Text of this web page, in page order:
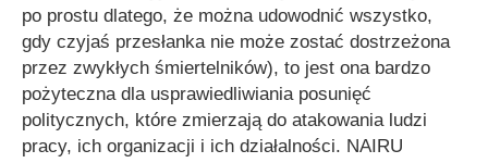
po prostu dlatego, że można udowodnić wszystko,
gdy czyjaś przesłanka nie może zostać dostrzeżona
przez zwykłych śmiertelników), to jest ona bardzo
pożyteczna dla usprawiedliwiania posunięć
politycznych, które zmierzają do atakowania ludzi
pracy, ich organizacji i ich działalności. NAIRU